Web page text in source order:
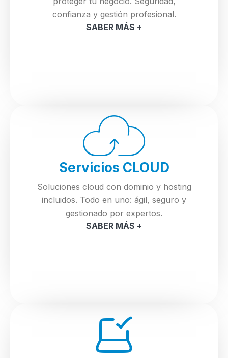
confianza y gestión profesional.
SABER MÁS +
Servicios CLOUD
Soluciones cloud con dominio y hosting
incluidos. Todo en uno: ágil, seguro y
gestionado por expertos.
SABER MÁS +